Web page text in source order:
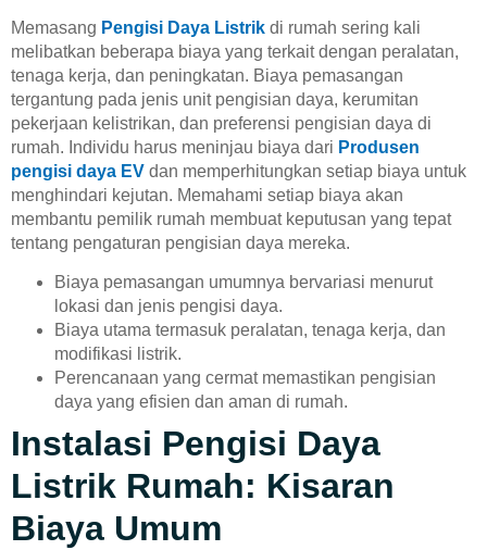
Memasang Pengisi Daya Listrik di rumah sering kali
melibatkan beberapa biaya yang terkait dengan peralatan,
tenaga kerja, dan peningkatan. Biaya pemasangan
tergantung pada jenis unit pengisian daya, kerumitan
pekerjaan kelistrikan, dan preferensi pengisian daya di
rumah. Individu harus meninjau biaya dari Produsen
pengisi daya EV dan memperhitungkan setiap biaya untuk
menghindari kejutan. Memahami setiap biaya akan
membantu pemilik rumah membuat keputusan yang tepat
tentang pengaturan pengisian daya mereka.
Biaya pemasangan umumnya bervariasi menurut
lokasi dan jenis pengisi daya.
Biaya utama termasuk peralatan, tenaga kerja, dan
modifikasi listrik.
Perencanaan yang cermat memastikan pengisian
daya yang efisien dan aman di rumah.
Instalasi Pengisi Daya
Listrik Rumah: Kisaran
Biaya Umum